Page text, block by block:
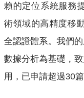
賴的定位系統服務
術領域的高精度移
全認證體系。我們
數據分析為基礎，
用，已申請超過30